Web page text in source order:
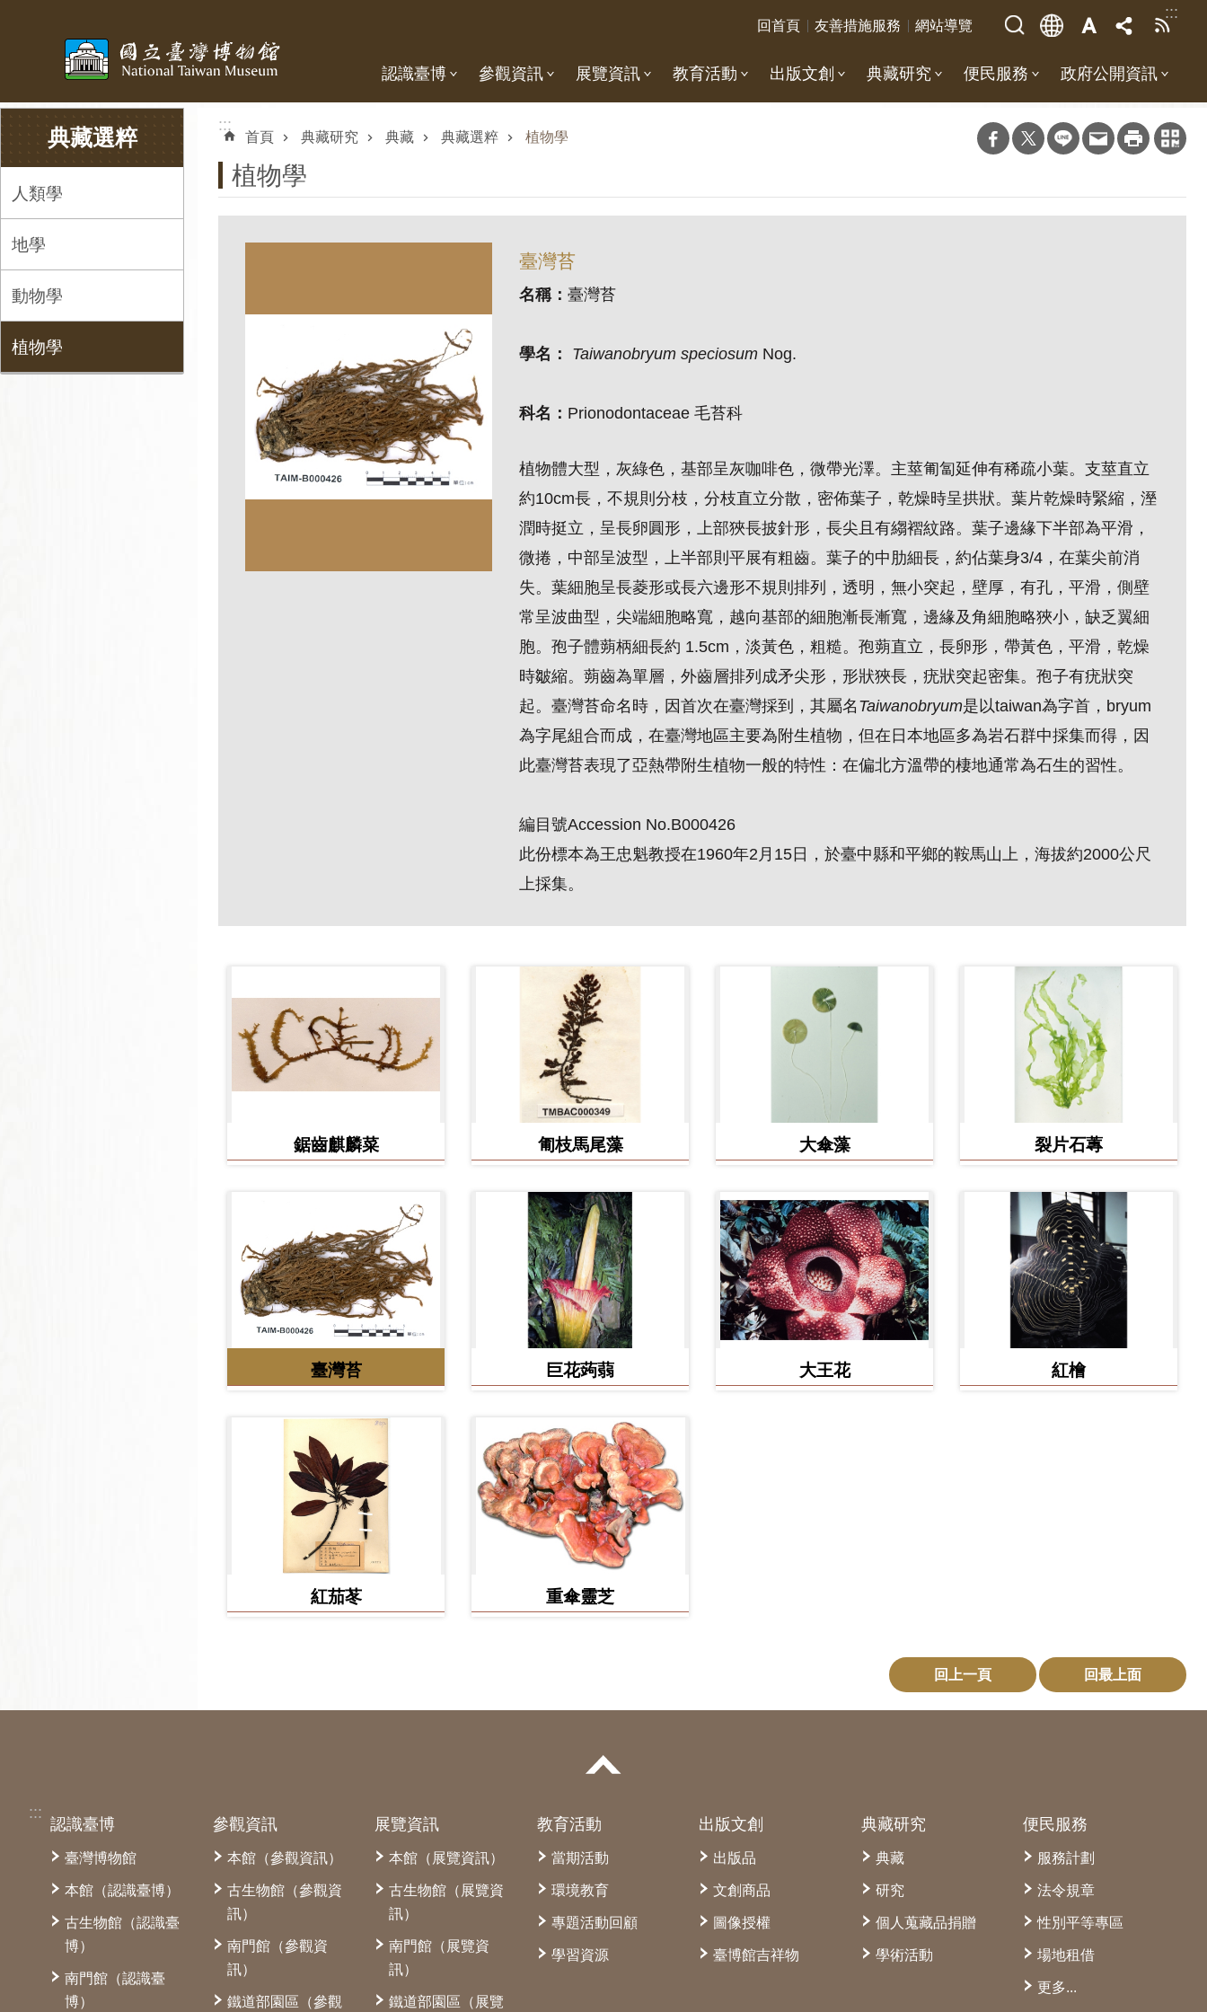
:::
回首頁 友善措施服務 網站導覽
認識臺博 參觀資訊 展覽資訊 教育活動 出版文創 典藏研究 便民服務 政府公開資訊
典藏選粹
人類學
地學
動物學
植物學
:::
首頁 典藏研究 典藏 典藏選粹 植物學
植物學
臺灣苔
名稱： 臺灣苔
學名： Taiwanobryum speciosum Nog.
科名： Prionodontaceae 毛苔科
植物體大型，灰綠色，基部呈灰咖啡色，微帶光澤。主莖匍匐延伸有稀疏小葉。支莖直立
約10cm長，不規則分枝，分枝直立分散，密佈葉子，乾燥時呈拱狀。葉片乾燥時緊縮，溼
潤時挺立，呈長卵圓形，上部狹長披針形，長尖且有縐褶紋路。葉子邊緣下半部為平滑，
微捲，中部呈波型，上半部則平展有粗齒。葉子的中肋細長，約佔葉身3/4，在葉尖前消
失。葉細胞呈長菱形或長六邊形不規則排列，透明，無小突起，壁厚，有孔，平滑，側壁
常呈波曲型，尖端細胞略寬，越向基部的細胞漸長漸寬，邊緣及角細胞略狹小，缺乏翼細
胞。孢子體蒴柄細長約 1.5cm，淡黃色，粗糙。孢蒴直立，長卵形，帶黃色，平滑，乾燥
時皺縮。蒴齒為單層，外齒層排列成矛尖形，形狀狹長，疣狀突起密集。孢子有疣狀突
起。臺灣苔命名時，因首次在臺灣採到，其屬名 Taiwanobryum是以taiwan為字首，bryum
為字尾組合而成，在臺灣地區主要為附生植物，但在日本地區多為岩石群中採集而得，因
此臺灣苔表現了亞熱帶附生植物一般的特性：在偏北方溫帶的棲地通常為石生的習性。
編目號Accession No.B000426
此份標本為王忠魁教授在1960年2月15日，於臺中縣和平鄉的鞍馬山上，海拔約2000公尺
上採集。
鋸齒麒麟菜 匍枝馬尾藻 大傘藻 裂片石蓴
臺灣苔 巨花蒟蒻 大王花 紅檜
紅茄苳 重傘靈芝
回上一頁 回最上面
:::
認識臺博
臺灣博物館
本館（認識臺博）
古生物館（認識臺
博）
南門館（認識臺
博）
參觀資訊
本館（參觀資訊）
古生物館（參觀資
訊）
南門館（參觀資
訊）
鐵道部園區（參觀
展覽資訊
本館（展覽資訊）
古生物館（展覽資
訊）
南門館（展覽資
訊）
鐵道部園區（展覽
教育活動
當期活動
環境教育
專題活動回顧
學習資源
出版文創
出版品
文創商品
圖像授權
臺博館吉祥物
典藏研究
典藏
研究
個人蒐藏品捐贈
學術活動
便民服務
服務計劃
法令規章
性別平等專區
場地租借
更多...